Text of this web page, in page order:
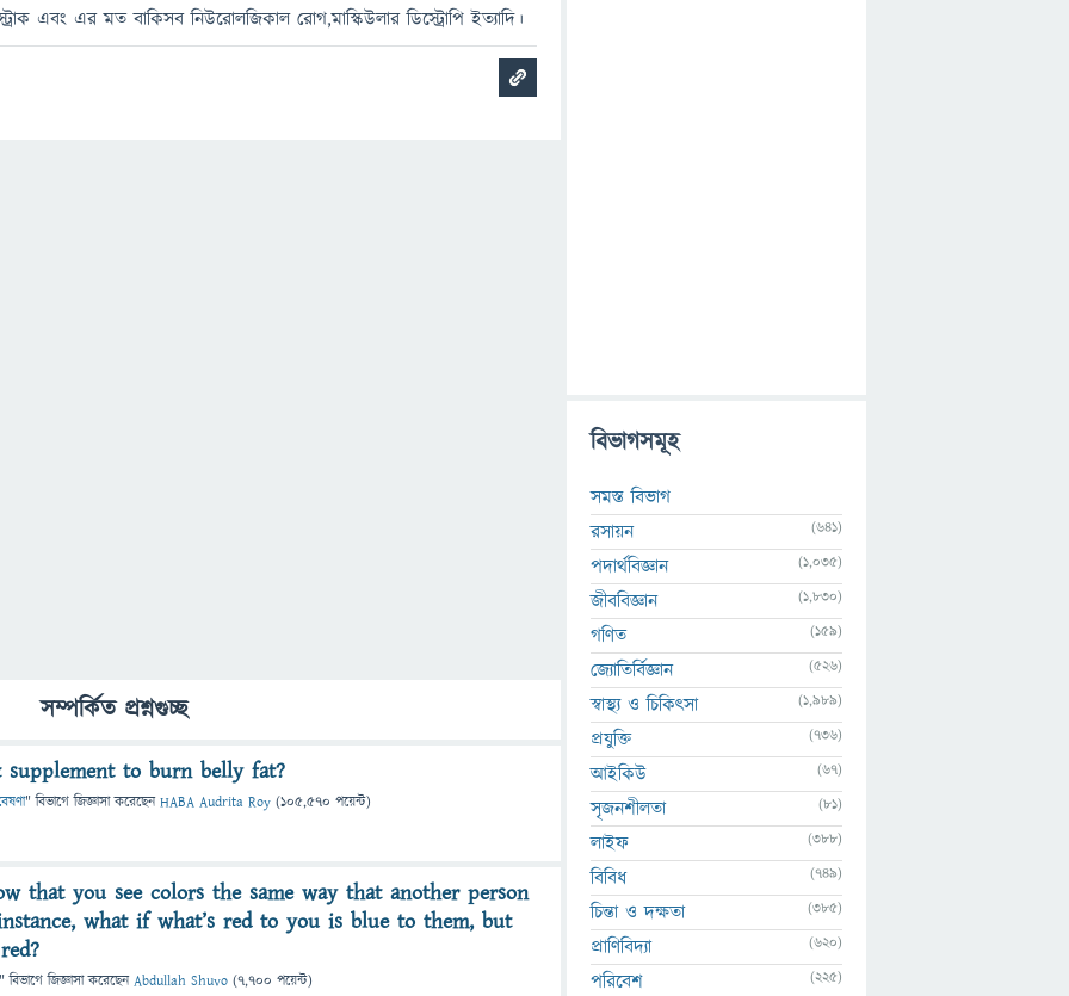
এবং এর মত বাকিসব নিউরোলজিকাল রোগ,মাস্কিউলার ডিস্ট্রোপি ইত্যাদি।
সম্পর্কিত প্রশ্নগুচ্ছ
supplement to burn belly fat?
" বিভাগে জিজ্ঞাসাকরেছেনHABA Audrita Roy (105,570 পয়েন্ট)
that you see colors the same way that another person
what if what’s red to you is blue to them, but
" বিভাগে জিজ্ঞাসাকরেছেনAbdullah Shuvo (7,700 পয়েন্ট)
বিভাগসমূহ
সমস্ত বিভাগ
রসায়ন
(641)
পদার্থবিজ্ঞান (1,035)
জীববিজ্ঞান (1,830)
গণিত (159)
জ্যোতির্বিজ্ঞান (526)
স্বাস্থ্য ও চিকিৎসা (1,989)
প্রযুক্তি (736)
আইকিউ (67)
সৃজনশীলতা (81)
লাইফ (388)
বিবিধ (749)
চিন্তা ও দক্ষতা (385)
প্রাণিবিদ্যা (620)
পরিবেশ (225)